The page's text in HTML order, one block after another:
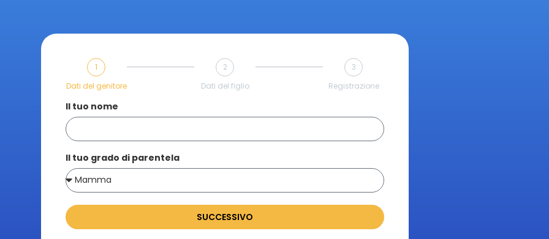
1
Dati del genitore
2
Dati del figlio
3
Registrazione
Il tuo nome
Il tuo grado di parentela
SUCCESSIVO